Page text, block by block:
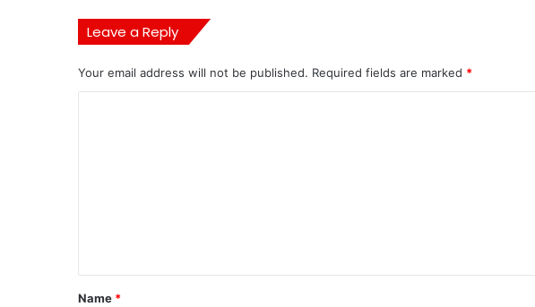
Leave a Reply
Your email address will not be published. Required fields are marked *
*
Name *